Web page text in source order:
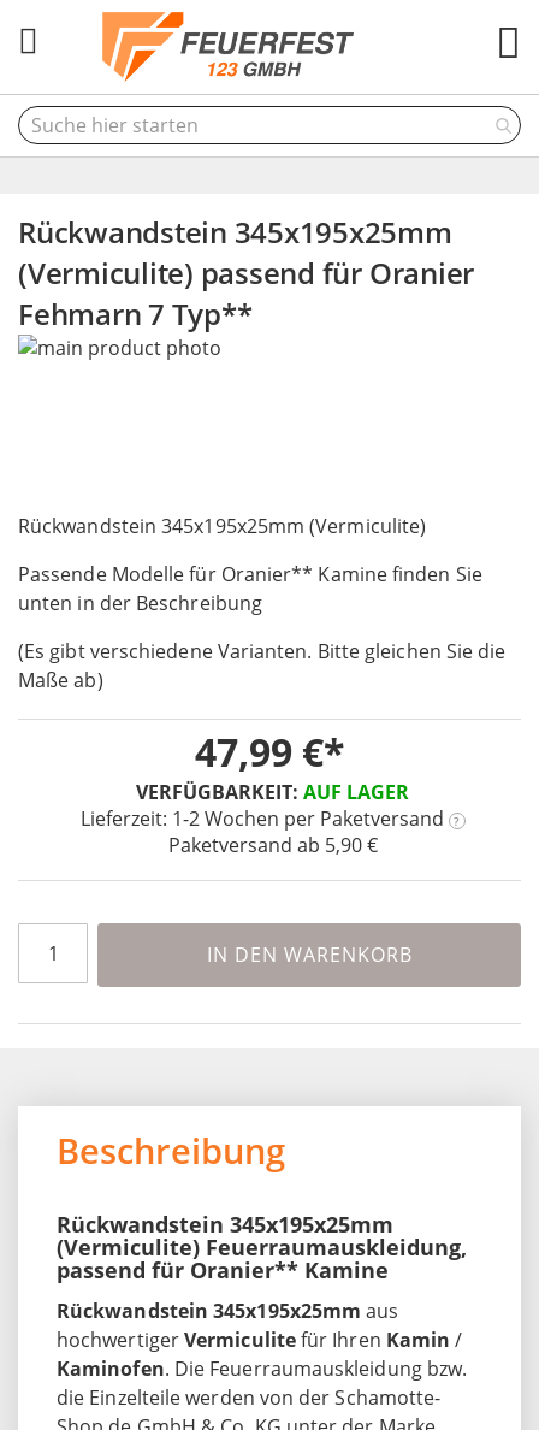
Rückwandstein 345x195x25mm
(Vermiculite) passend für Oranier
Fehmarn 7 Typ**
Rückwandstein 345x195x25mm (Vermiculite)
Passende Modelle für Oranier** Kamine finden Sie
unten in der Beschreibung
(Es gibt verschiedene Varianten. Bitte gleichen Sie die
Maße ab)
VERFÜGBARKEIT: AUF LAGER
Lieferzeit: 1-2 Wochen per Paketversand ?
Paketversand ab 5,90 €
47,99 €
IN DEN WARENKORB
Skip
gallery
to
beginning
of
images
gallery
Beschreibung
Rückwandstein 345x195x25mm
(Vermiculite) Feuerraumauskleidung,
passend für Oranier** Kamine
Rückwandstein 345x195x25mmaus
hochwertigerVermiculitefür Ihren Kamin/
Kaminofen. Die Feuerraumauskleidung bzw.
die Einzelteile werden von der Schamotte-